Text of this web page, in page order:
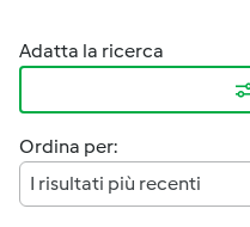
Adatta la ricerca
Ordina per:
I risultati più recenti